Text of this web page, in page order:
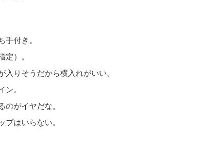
手付き。
定）。
入りそうだから横入れがいい。
ン。
のがイヤだな。
プはいらない。